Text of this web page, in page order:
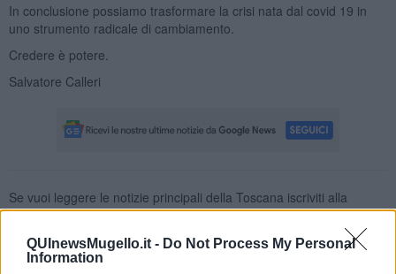
QUInewsMugello.it - Do Not Process My Personal
Information
In conclusione possiamo trasformare la crisi nata dal covid 19 in
uno strumento radicale di cambiamento.
Credere è potere.
Salvatore Calleri
Se vuoi leggere le notizie principali della Toscana iscriviti alla
Newsletter QUInews - ToscanaMedia.Arriva gratis tutti i giorni
Basta cliccareQUI